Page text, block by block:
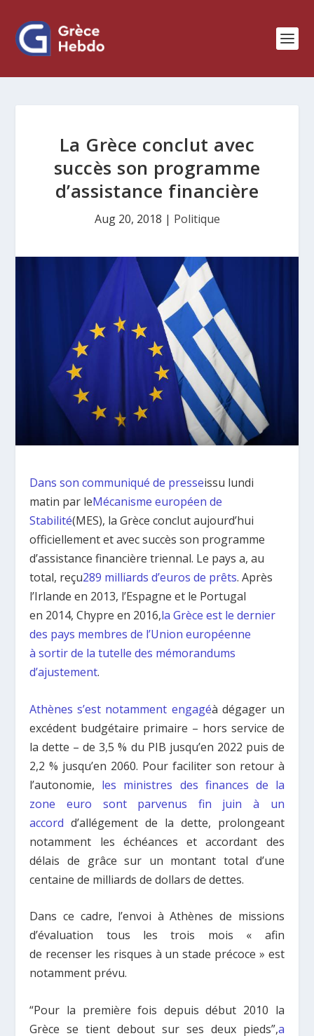
La Grèce conclut avec
succès son programme
d’assistance financière
Aug 20, 2018 | Politique
Dans son communiqué de presseissu lundi
matin par leMécanisme européen de
Stabilité(MES), la Grèce conclut aujourd’hui
officiellement et avec succès son programme
d’assistance financière triennal. Le pays a, au
total, reçu289 milliards d’euros de prêts. Après
l’Irlande en 2013, l’Espagne et le Portugal
en 2014, Chypre en 2016,la Grèce est le dernier
des pays membres de l’Union européenne
à sortir de la tutelle des mémorandums
d’ajustement.
Athènes s’est notamment engagéà dégager un
excédent budgétaire primaire – hors service de
la dette – de 3,5 % du PIB jusqu’en 2022 puis de
2,2 % jusqu’en 2060. Pour faciliter son retour à
l’autonomie, les ministres des finances de la
zone euro sont parvenus fin juin à un
accord d’allégement de la dette, prolongeant
notamment les échéances et accordant des
délais de grâce sur un montant total d’une
centaine de milliards de dollars de dettes.
Dans ce cadre, l’envoi à Athènes de missions
d’évaluation tous les trois mois « afin
de recenser les risques à un stade précoce » est
notamment prévu.
“Pour la première fois depuis début 2010 la
Grèce se tient debout sur ses deux pieds”,a